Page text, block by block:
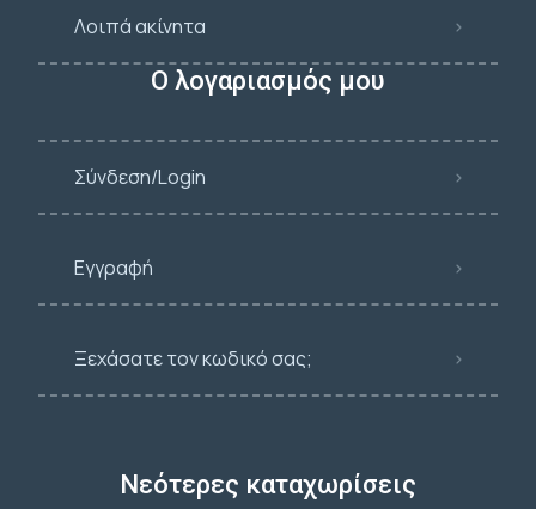
Λοιπά ακίνητα
Ο λογαριασμός μου
Σύνδεση/Login
Εγγραφή
Ξεχάσατε τον κωδικό σας;
Νεότερες καταχωρίσεις